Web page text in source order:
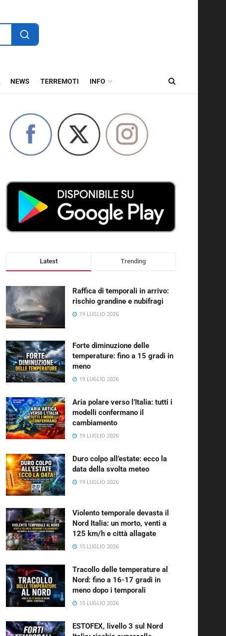
NEWS TERREMOTI INFO
Latest Trending
Raffica di temporali in arrivo:
rischio grandine e nubifragi
19 LUGLIO 2026
Forte diminuzione delle
temperature: fino a 15 gradi in
meno
19 LUGLIO 2026
Aria polare verso l’Italia: tutti i
modelli confermano il
cambiamento
19 LUGLIO 2026
Duro colpo all’estate: ecco la
data della svolta meteo
19 LUGLIO 2026
Violento temporale devasta il
Nord Italia: un morto, venti a
125 km/h e città allagate
15 LUGLIO 2026
Tracollo delle temperature al
Nord: fino a 16-17 gradi in
meno dopo i temporali
15 LUGLIO 2026
ESTOFEX, livello 3 sul Nord